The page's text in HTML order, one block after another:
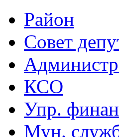
Район
Совет
КСО
Упр.
Мун.